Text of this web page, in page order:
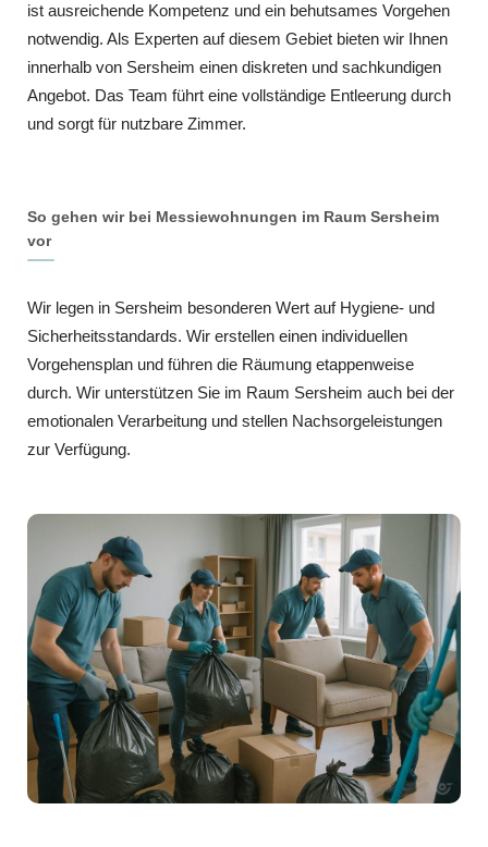
ist ausreichende Kompetenz und ein behutsames Vorgehen
notwendig. Als Experten auf diesem Gebiet bieten wir Ihnen
innerhalb von Sersheim einen diskreten und sachkundigen
Angebot. Das Team führt eine vollständige Entleerung durch
und sorgt für nutzbare Zimmer.
So gehen wir bei Messiewohnungen im Raum Sersheim
vor
Wir legen in Sersheim besonderen Wert auf Hygiene- und
Sicherheitsstandards. Wir erstellen einen individuellen
Vorgehensplan und führen die Räumung etappenweise
durch. Wir unterstützen Sie im Raum Sersheim auch bei der
emotionalen Verarbeitung und stellen Nachsorgeleistungen
zur Verfügung.